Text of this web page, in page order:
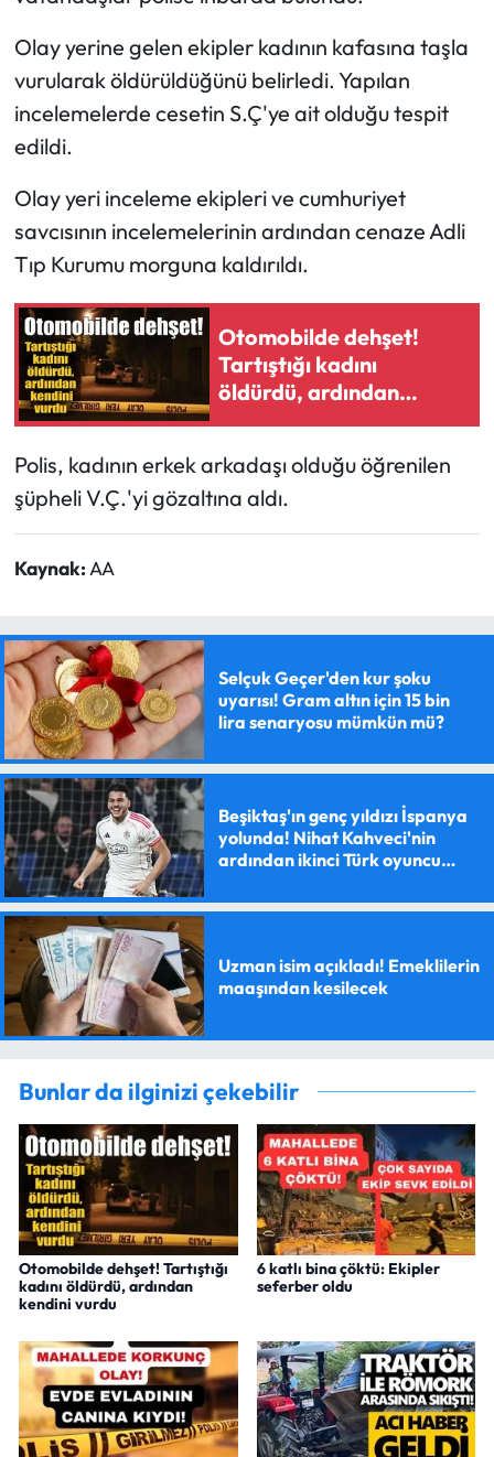
Olay yerine gelen ekipler kadının kafasına taşla
vurularak öldürüldüğünü belirledi. Yapılan
incelemelerde cesetin S.Ç'ye ait olduğu tespit
edildi.
Olay yeri inceleme ekipleri ve cumhuriyet
savcısının incelemelerinin ardından cenaze Adli
Tıp Kurumu morguna kaldırıldı.
Otomobilde dehşet!
Tartıştığı kadını
öldürdü, ardından
kendini vurdu
Polis, kadının erkek arkadaşı olduğu öğrenilen
şüpheli V.Ç.'yi gözaltına aldı.
Kaynak: AA
Selçuk Geçer'den kur şoku
uyarısı! Gram altın için 15 bin
lira senaryosu mümkün mü?
Beşiktaş'ın genç yıldızı İspanya
yolunda! Nihat Kahveci'nin
ardından ikinci Türk oyuncu
Uzman isim açıkladı! Emeklilerin
maaşından kesilecek
Bunlar da ilginizi çekebilir
Otomobilde dehşet! Tartıştığı
kadını öldürdü, ardından
kendini vurdu
6 katlı bina çöktü: Ekipler
seferber oldu